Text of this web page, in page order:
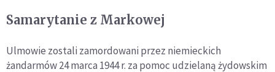
Samarytanie z Markowej
Ulmowie zostali zamordowani przez niemieckich
żandarmów 24 marca 1944 r. za pomoc udzielaną żydowskim